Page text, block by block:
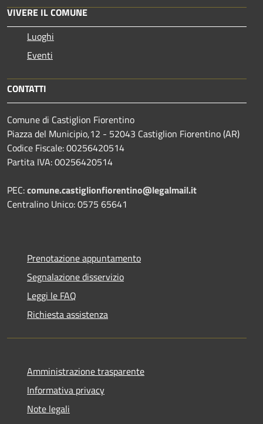
VIVERE IL COMUNE
Luoghi
Eventi
CONTATTI
Comune di Castiglion Fiorentino
Piazza del Municipio,12 - 52043 Castiglion Fiorentino (AR)
Codice Fiscale: 00256420514
Partita IVA: 00256420514
PEC:comune.castiglionfiorentino@legalmail.it
Centralino Unico: 0575 65641
Prenotazione appuntamento
Segnalazione disservizio
Leggi le FAQ
Richiesta assistenza
Amministrazione trasparente
Informativa privacy
Note legali